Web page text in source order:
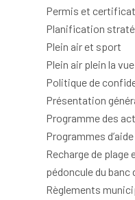
Permis et
Planification
Plein air et sport
Plein air plein la vue
Politique de
Présentation
Programme des
Programmes
Recharge de
pédoncule du banc
Règlements